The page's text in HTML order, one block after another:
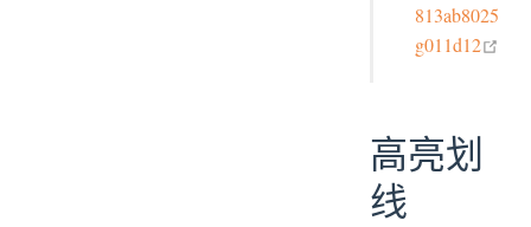
813ab8025
g011d12
高亮划
线